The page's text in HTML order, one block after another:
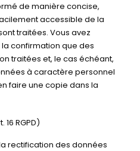
de manière concise,
accessible de la
traitées. Vous avez
confirmation que des
traitées et, le cas échéant,
à caractère personnel
faire une copie dans la
RGPD)
rectification des données